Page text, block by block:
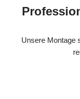
Unsere Montage